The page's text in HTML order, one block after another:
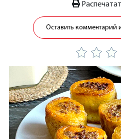
Оставить комментарий